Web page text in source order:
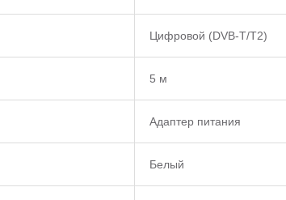
Цифровой (DVB-T/T2)
5 м
Адаптер питания
Белый